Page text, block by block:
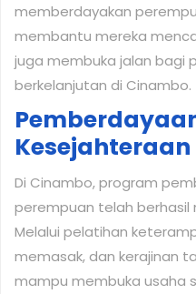
memberdayakan
membantu mereka
juga membuka jalan bagi
berkelanjutan di Cinambo.
Di Cinambo, program
perempuan telah
Melalui pelatihan
memasak, dan kerajinan
mampu membuka usaha